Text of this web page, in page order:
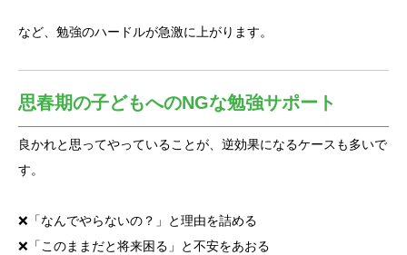
など、勉強のハードルが急激に上がります。
思春期の子どもへのNGな勉強サポート
良かれと思ってやっていることが、逆効果になるケースも多いで
す。
❌「なんでやらないの？」と理由を詰める
❌「このままだと将来困る」と不安をあおる